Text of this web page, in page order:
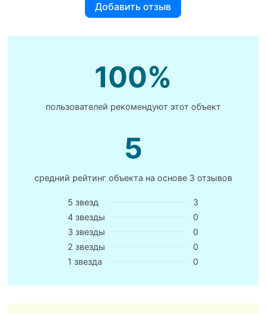
Добавить отзыв
100%
пользователей рекомендуют этот объект
5
средний рейтинг объекта на основе 3 отзывов
5 звезд
3
4 звезды
0
3 звезды
0
2 звезды
0
1 звезда
0